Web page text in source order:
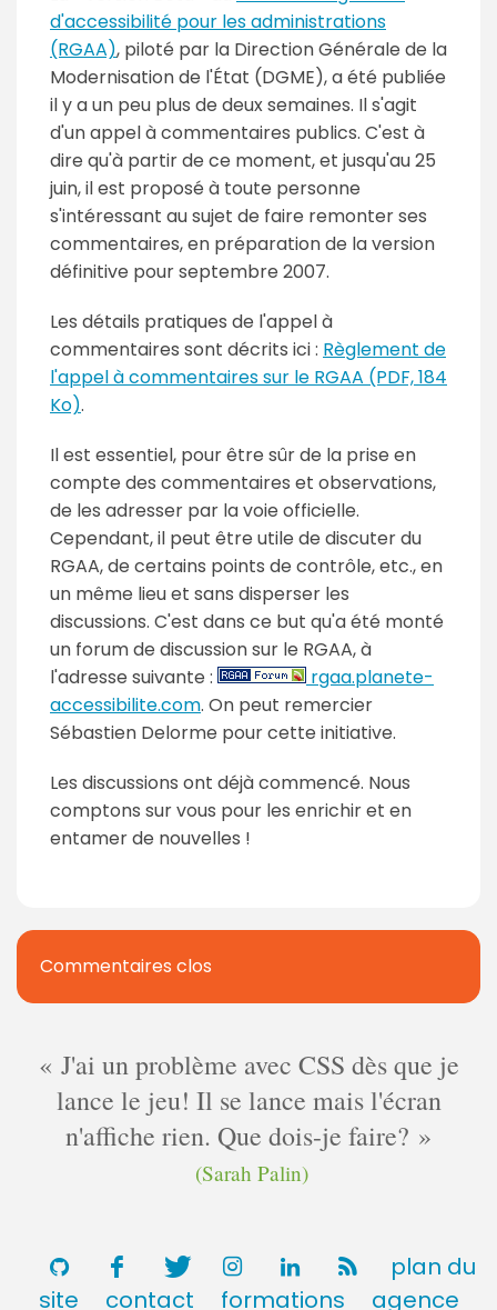
d'accessibilité pour les administrations
(RGAA), piloté par la Direction Générale de la
Modernisation de l'État (DGME), a été publiée
il y a un peu plus de deux semaines. Il s'agit
d'un appel à commentaires publics. C'est à
dire qu'à partir de ce moment, et jusqu'au 25
juin, il est proposé à toute personne
s'intéressant au sujet de faire remonter ses
commentaires, en préparation de la version
définitive pour septembre 2007.
Les détails pratiques de l'appel à
commentaires sont décrits ici : Règlement de
l'appel à commentaires sur le RGAA (PDF, 184
Ko).
Il est essentiel, pour être sûr de la prise en
compte des commentaires et observations,
de les adresser par la voie officielle.
Cependant, il peut être utile de discuter du
RGAA, de certains points de contrôle, etc., en
un même lieu et sans disperser les
discussions. C'est dans ce but qu'a été monté
un forum de discussion sur le RGAA, à
l'adresse suivante :
rgaa.planete-
accessibilite.com. On peut remercier
Sébastien Delorme pour cette initiative.
Les discussions ont déjà commencé. Nous
comptons sur vous pour les enrichir et en
entamer de nouvelles !
Commentaires clos
J'ai un problème avec CSS dès que je
lance le jeu! Il se lance mais l'écran
n'affiche rien. Que dois-je faire?
(Sarah Palin)
plan du
site
contact formations agence